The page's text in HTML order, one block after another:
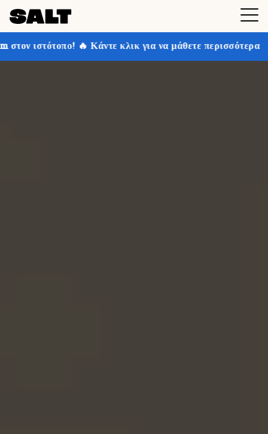
κλικ για να μάθετε περισσότερα Κερδίστε έως